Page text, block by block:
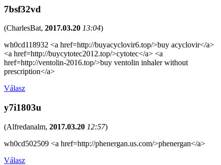
7bsf32vd
(CharlesBat, 2017.03.20 13:04)
wh0cd118932 <a href=http://buyacyclovir6.top/>buy acyclovir</a>
<a href=http://buycytotec2012.top/>cytotec</a> <a
href=http://ventolin-2016.top/>buy ventolin inhaler without
prescription</a>
Válasz
y7i1803u
(Alfredanalm, 2017.03.20 12:57)
wh0cd502509 <a href=http://phenergan.us.com/>phenergan</a>
Válasz